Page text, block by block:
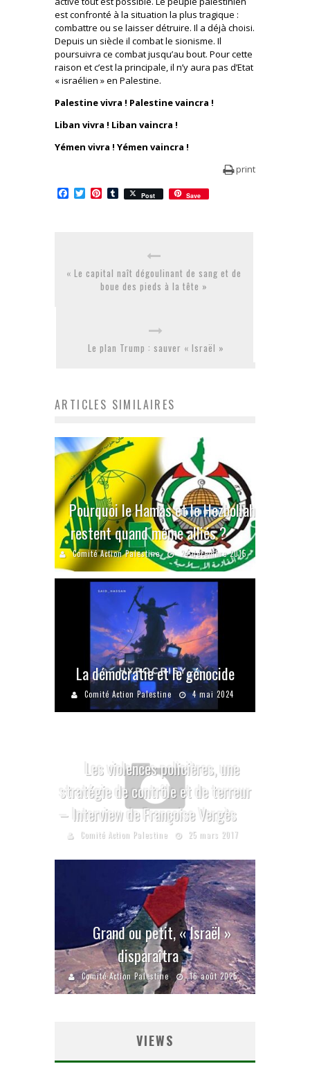
est confronté à la situation la plus tragique :
combattre ou se laisser détruire. Il a déjà choisi.
Depuis un siècle il combat le sionisme. Il
poursuivra ce combat jusqu’au bout. Pour cette
raison et c’est la principale, il n’y aura pas d’Etat
« israélien » en Palestine.
Palestine vivra ! Palestine vaincra !
Liban vivra ! Liban vaincra !
Yémen vivra ! Yémen vaincra !
print
Facebook
TwitterPinterest
Tumblr
Post Save
« Le capital naît dégoulinant de sang et de
boue des pieds à la tête »
Le plan Trump : sauver « Israël »
ARTICLES SIMILAIRES
Pourquoi le Hamas et le Hezbollah
restent quand même alliés ?
Comité Action Palestine 24 décembre 2015
La démocratie et le génocide
Comité Action Palestine 4 mai 2024
Les violences policières, une
stratégie de contrôle et de terreur
– Interview de Françoise Vergès
Comité Action Palestine 25 mars 2017
Grand ou petit, « Israël »
disparaîtra
Comité Action Palestine 16 août 2025
VIEWS